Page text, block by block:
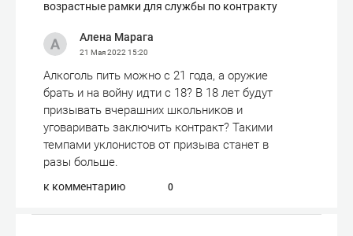
возрастные рамки для службы по контракту
Алена Марага
21 Мая 2022 15:20
Алкоголь пить можно с 21 года, а оружие
брать и на войну идти с 18? В 18 лет будут
призывать вчерашних школьников и
уговаривать заключить контракт? Такими
темпами уклонистов от призыва станет в
разы больше.
к комментарию 0